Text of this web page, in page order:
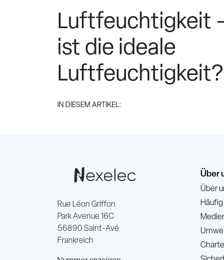
Luftfeuchtigkeit
ist die ideale
Luftfeuchtigkeit?
IN DIESEM ARTIKEL:
Rue Léon Griffon
Park Avenue 16C
56890 Saint-Avé
Frankreich
Über
Über